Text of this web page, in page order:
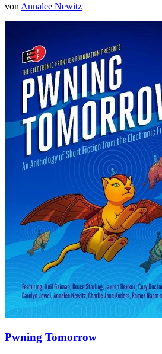
von Annalee Newitz
Pwning Tomorrow